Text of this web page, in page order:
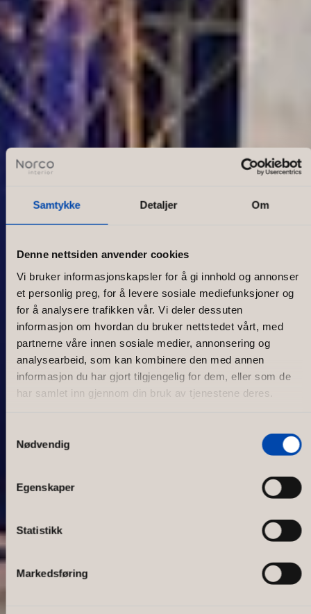
Samtykke Detaljer Om
Denne nettsiden anvender cookies
Vi bruker informasjonskapsler for å gi innhold og annonser
et personlig preg, for å levere sosiale mediefunksjoner og
for å analysere trafikken vår. Vi deler dessuten
informasjon om hvordan du bruker nettstedet vårt, med
partnerne våre innen sosiale medier, annonsering og
analysearbeid, som kan kombinere den med annen
informasjon du har gjort tilgjengelig for dem, eller som de
har samlet inn gjennom din bruk av tjenestene deres.
Nødvendig
Egenskaper
Statistikk
Markedsføring